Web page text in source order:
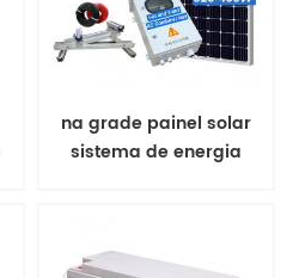
na grade painel solar
sistema de energia